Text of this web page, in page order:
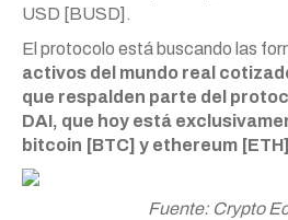
USD [BUSD].
El protocolo está buscando las
activos del mundo real
que respalden parte del
DAI, que hoy está
bitcoin [BTC] y ethereum [ETH]
Fuente: Crypto